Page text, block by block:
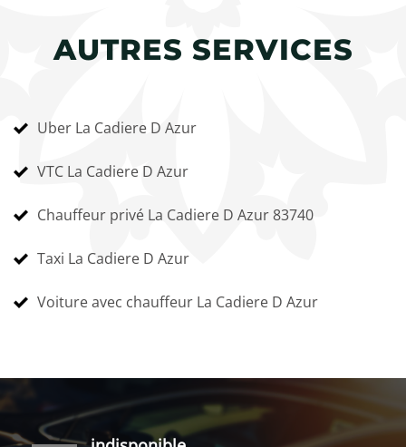
AUTRES SERVICES
Uber La Cadiere D Azur
VTC La Cadiere D Azur
Chauffeur privé La Cadiere D Azur 83740
Taxi La Cadiere D Azur
Voiture avec chauffeur La Cadiere D Azur